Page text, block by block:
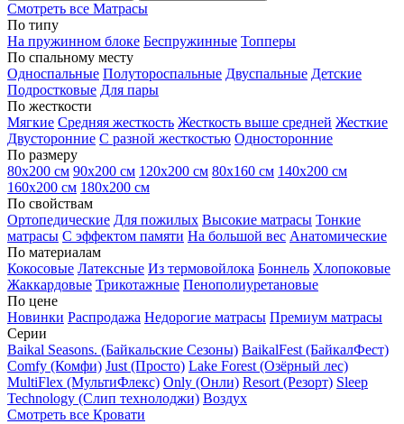
Смотреть все Матрасы
По типу
На пружинном блоке Беспружинные Топперы
По спальному месту
Односпальные Полутороспальные Двуспальные Детские
Подростковые Для пары
По жесткости
Мягкие Средняя жесткость Жесткость выше средней Жесткие
Двусторонние С разной жесткостью Односторонние
По размеру
80х200 см 90х200 см 120х200 см 80х160 см 140х200 см
160х200 см 180х200 см
По свойствам
Ортопедические Для пожилых Высокие матрасы Тонкие
матрасы С эффектом памяти На большой вес Анатомические
По материалам
Кокосовые Латексные Из термовойлока Боннель Хлопоковые
Жаккардовые Трикотажные Пенополиуретановые
По цене
Новинки Распродажа Недорогие матрасы Премиум матрасы
Серии
Baikal Seasons. (Байкальские Сезоны) BaikalFest (БайкалФест)
Comfy (Комфи) Just (Просто) Lake Forest (Озёрный лес)
MultiFlex (МультиФлекс) Only (Онли) Resort (Резорт) Sleep
Technology (Слип технолоджи) Воздух
Смотреть все Кровати